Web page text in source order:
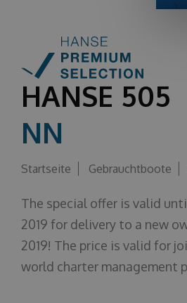
HANSE 505
NN
Startseite Gebrauchtboote
The special offer is valid
2019 for delivery to a new
2019! The price is valid for
world charter management